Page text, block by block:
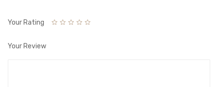
Your Rating
Your Review